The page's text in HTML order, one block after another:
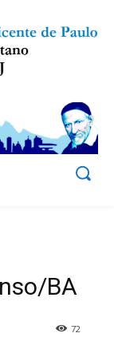
BA
72